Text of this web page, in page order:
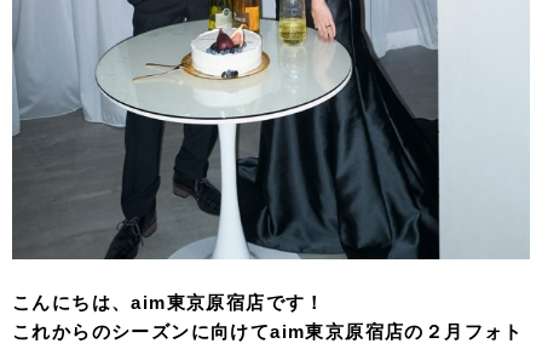
こんにちは、aim東京原宿店です！
これからのシーズンに向けてaim東京原宿店の２月フォト